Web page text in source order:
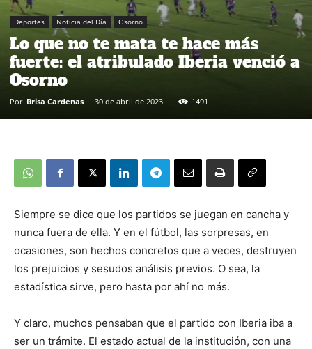
Deportes Noticia del Día Osorno
Lo que no te mata te hace más
fuerte: el atribulado Iberia venció a
Osorno
Por Brisa Cardenas - 30 de abril de 2023 1491
Siempre se dice que los partidos se juegan en cancha y
nunca fuera de ella. Y en el fútbol, las sorpresas, en
ocasiones, son hechos concretos que a veces, destruyen
los prejuicios y sesudos análisis previos. O sea, la
estadística sirve, pero hasta por ahí no más.
Y claro, muchos pensaban que el partido con Iberia iba a
ser un trámite. El estado actual de la institución, con una